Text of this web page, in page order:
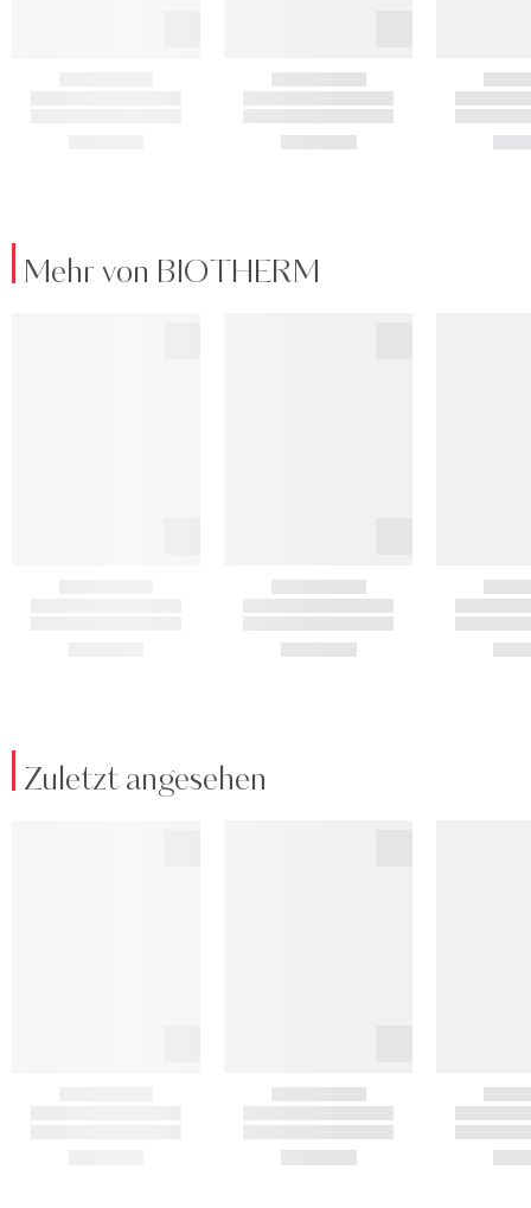
Mehr von BIOTHERM
Zuletzt angesehen